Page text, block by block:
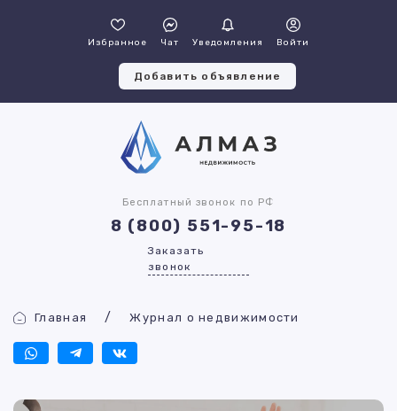
Избранное Чат Уведомления Войти
Добавить объявление
Бесплатный звонок по РФ
8 (800) 551-95-18
Заказать
звонок
Главная Журнал о недвижимости